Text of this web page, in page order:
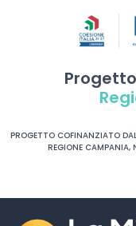
PROGETTO COFINANZIATO
REGIONE CAMPANIA,